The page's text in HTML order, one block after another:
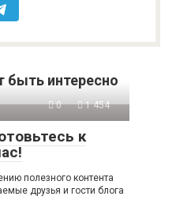
интересно
0 1 454
к
полезного контента
друзья и гости блога